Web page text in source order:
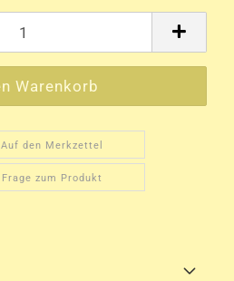
Auf den Merkzettel
Frage zum Produkt